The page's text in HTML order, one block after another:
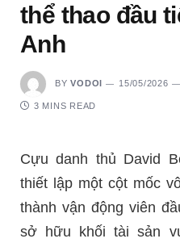
thể thao đầu
Anh
BY VODOI 15/05/2026
3 MINS READ
Cựu danh thủ David
thiết lập một cột mốc
thành vận động viên
sở hữu khối tài sản